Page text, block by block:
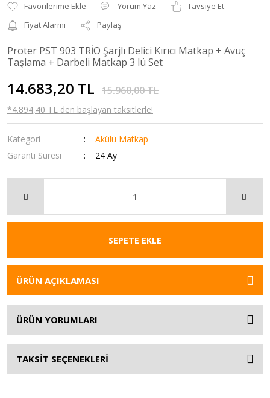
Yorum Yaz
Tavsiye Et
Fiyat Alarmı
Paylaş
Proter PST 903 TRİO Şarjlı Delici Kırıcı Matkap + Avuç
Taşlama + Darbeli Matkap 3 lü Set
14.683,20 TL 15.960,00 TL
*4.894,40 TL den başlayan taksitlerle!
Kategori
Akülü Matkap
Garanti Süresi
24 Ay
SEPETE EKLE
ÜRÜN AÇIKLAMASI
ÜRÜN YORUMLARI
TAKSİT SEÇENEKLERİ